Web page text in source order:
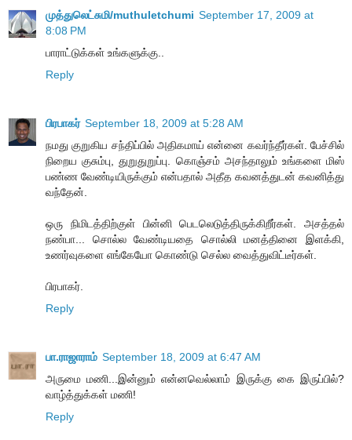
முத்துலெட்சுமி/muthuletchumi September 17, 2009 at
8:08 PM
பாராட்டுக்கள் உங்களுக்கு..
Reply
பிரபாகர் September 18, 2009 at 5:28 AM
நமது குறுகிய சந்திப்பில் அதிகமாய் என்னை கவர்ந்தீர்கள். பேச்சில்
நிறைய குசும்பு, துறுதுறுப்பு. கொஞ்சம் அசந்தாலும் உங்களை மிஸ்
பண்ண வேண்டியிருக்கும் என்பதால் அதீத கவனத்துடன் கவனித்து
வந்தேன்.
ஒரு நிமிடத்திற்குள் பின்னி பெடலெடுத்திருக்கிறீர்கள். அசத்தல்
நண்பா... சொல்ல வேண்டியதை சொல்லி மனத்தினை இளக்கி,
உணர்வுகளை எங்கேயோ கொண்டு செல்ல வைத்துவிட்டீர்கள்.
பிரபாகர்.
Reply
பா.ராஜாராம் September 18, 2009 at 6:47 AM
அருமை மணி...இன்னும் என்னவெல்லாம் இருக்கு கை இருப்பில்?
வாழ்த்துக்கள் மணி!
Reply